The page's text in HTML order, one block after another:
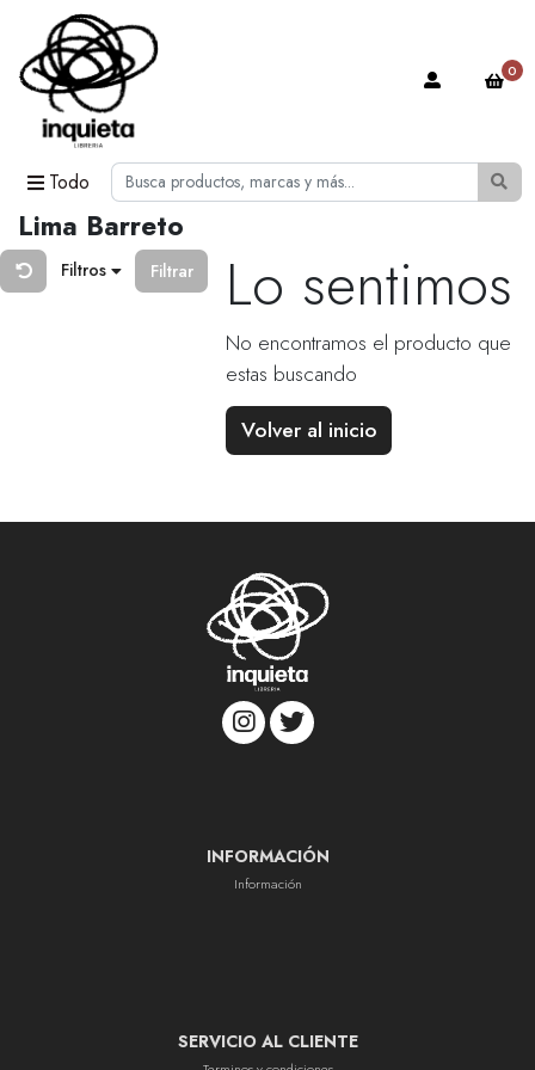
Todo
0
Lima Barreto
Filtros Filtrar Lo sentimos
No encontramos el producto que
estas buscando
Volver al inicio
INFORMACIÓN
Información
SERVICIO AL CLIENTE